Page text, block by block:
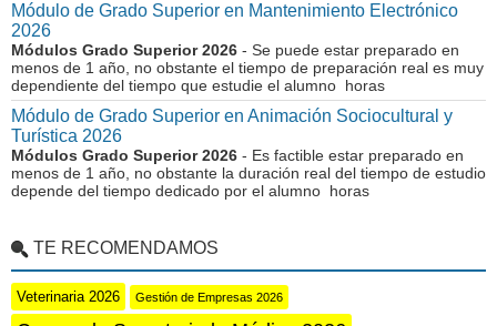
Módulo de Grado Superior en Mantenimiento Electrónico
2026
Módulos Grado Superior 2026 - Se puede estar preparado en
menos de 1 año, no obstante el tiempo de preparación real es muy
dependiente del tiempo que estudie el alumno horas
Módulo de Grado Superior en Animación Sociocultural y
Turística 2026
Módulos Grado Superior 2026 - Es factible estar preparado en
menos de 1 año, no obstante la duración real del tiempo de estudio
depende del tiempo dedicado por el alumno horas
TE RECOMENDAMOS
Veterinaria 2026 Gestión de Empresas 2026